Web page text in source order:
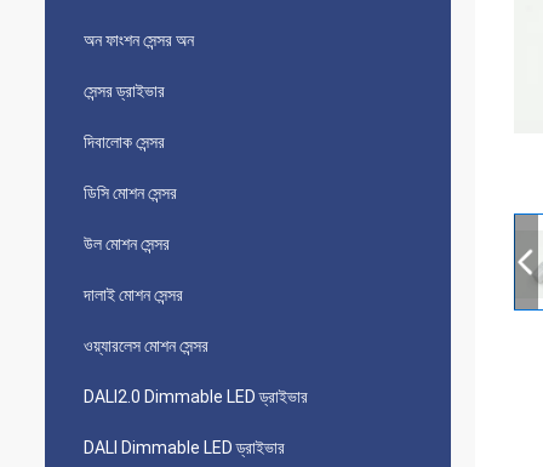
অন ​​ফাংশন সেন্সর অন
সেন্সর ড্রাইভার
দিবালোক সেন্সর
ডিসি মোশন সেন্সর
উল মোশন সেন্সর
দালাই মোশন সেন্সর
ওয়্যারলেস মোশন সেন্সর
DALI2.0 Dimmable LED ড্রাইভার
DALI Dimmable LED ড্রাইভার